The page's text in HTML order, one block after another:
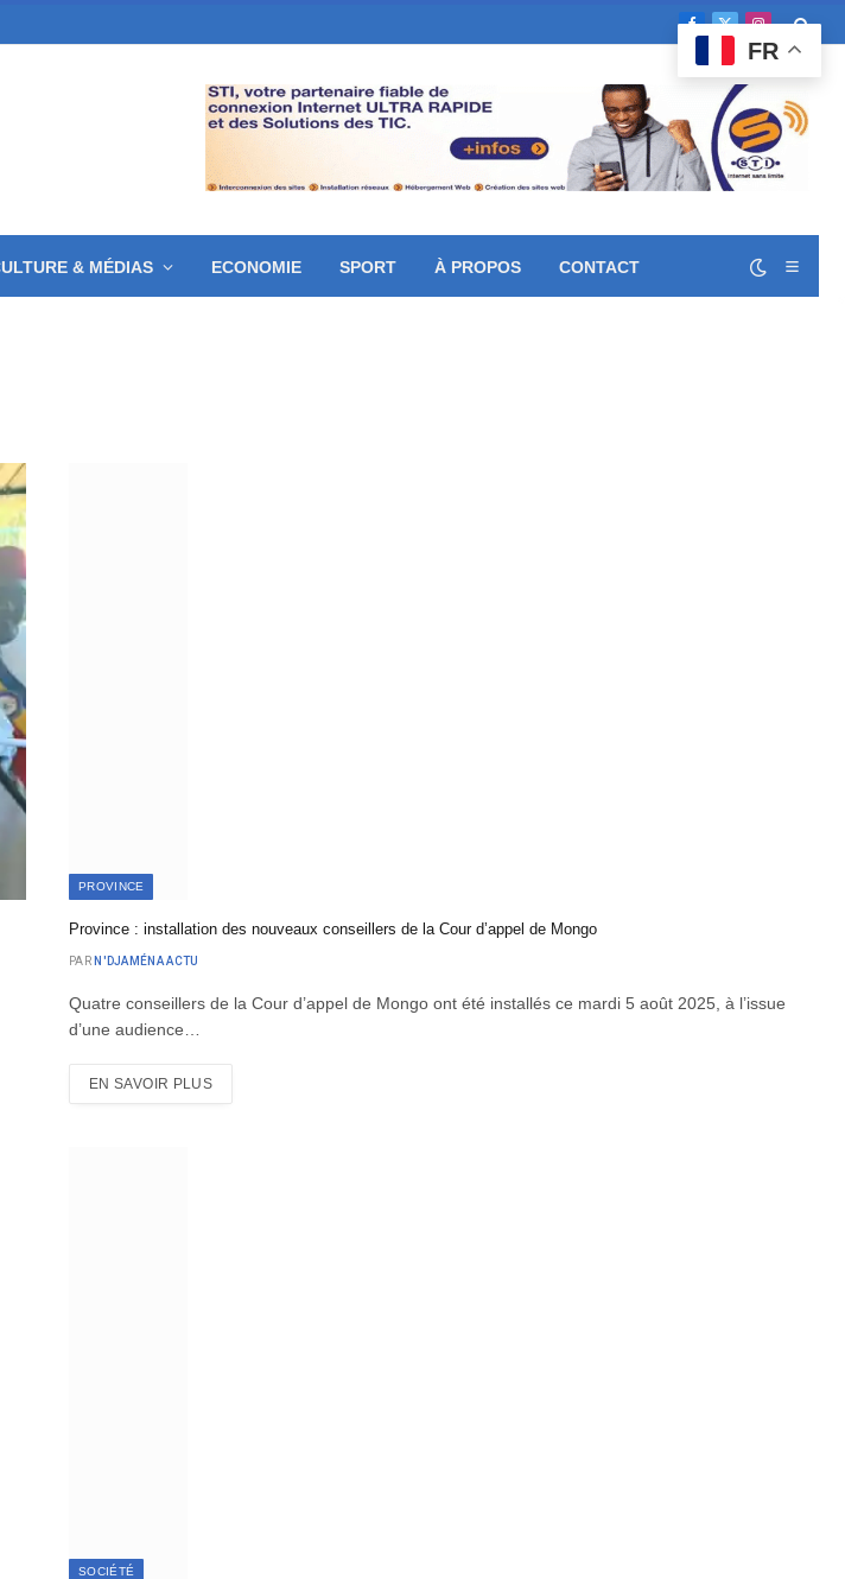
Facebook
X
(Twitter)
& MÉDIAS ECONOMIE SPORT À PROPOS CONTACT
PROVINCE
Province : installation des nouveaux conseillers de la Cour d’appel de Mongo
PAR N'DJAMÉNA ACTU
Quatre conseillers de la Cour d’appel de Mongo ont été installés ce mardi 5 août 2025, à l’issue
d’une audience…
EN SAVOIR PLUS
SOCIÉTÉ
FR